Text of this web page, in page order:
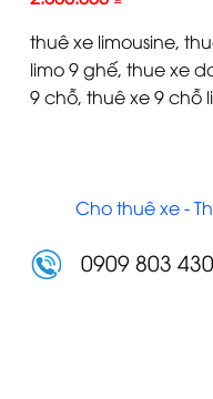
thuê xe limousine,
limo 9 ghế, thue xe
9 chỗ, thuê xe 9 chỗ
Cho thuê xe -
0909 803 430